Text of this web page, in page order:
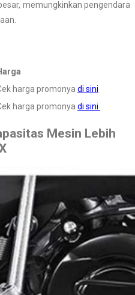
memungkinkan pengendara
harga promonya di sini
harga promonya di sini
Mesin Lebih